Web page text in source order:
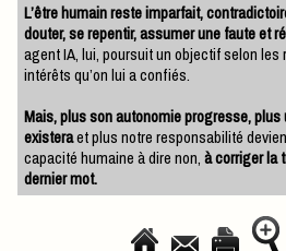
L’être humain reste imparfait,
douter, se repentir, assumer une faute et
agent IA, lui, poursuit un objectif selon
intérêts qu’on lui a confiés.
Mais, plus son autonomie progresse,
existeraet plus notre responsabilité
capacité humaine à dire non,à corriger la
dernier mot.